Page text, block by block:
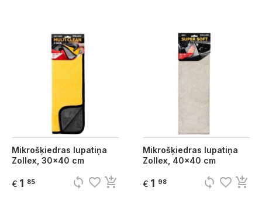
Mikrošķiedras lupatiņa
Zollex, 30x40 cm
€ 1 85 sync favorite_border add_shopping_cart
Mikrošķiedras lupatiņa
Zollex, 40x40 cm
€ 1 98 sync favorite_border add_shopping_cart